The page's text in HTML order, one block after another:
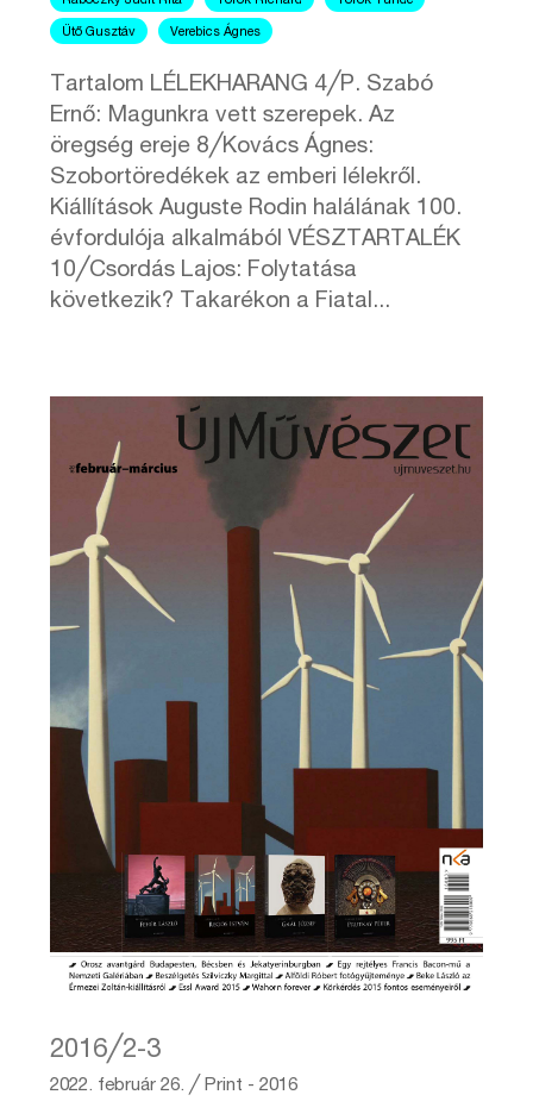
Ütő Gusztáv Verebics Ágnes
Tartalom LÉLEKHARANG 4╱P. Szabó
Ernő: Magunkra vett szerepek. Az
öregség ereje 8╱Kovács Ágnes:
Szobortöredékek az emberi lélekről.
Kiállítások Auguste Rodin halálának 100.
évfordulója alkalmából VÉSZTARTALÉK
10╱Csordás Lajos: Folytatása
következik? Takarékon a Fiatal...
2016╱2-3
2022. február 26. ╱ Print - 2016